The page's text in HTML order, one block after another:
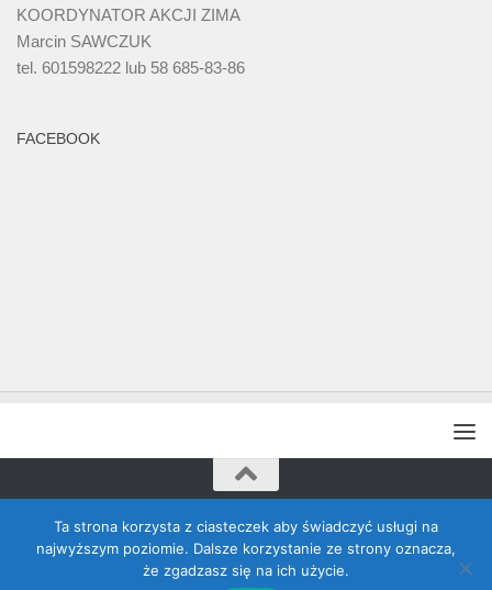
KOORDYNATOR AKCJI ZIMA
Marcin SAWCZUK
tel. 601598222 lub 58 685-83-86
FACEBOOK
Rada Banino © 2026. Wszelkie prawa zastrzeżone
Ta strona korzysta z ciasteczek aby świadczyć usługi na
najwyższym poziomie. Dalsze korzystanie ze strony oznacza,
że zgadzasz się na ich użycie.